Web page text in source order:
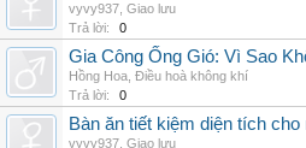
vyvy937 Giao lưu
Trả lời:
0
Gia Công Ống Gió: Vì Sao
Hồng Hoa Điều hoà không khí
Trả lời:
0
Bàn ăn tiết kiệm diện tích cho
vyvy937 Giao lưu